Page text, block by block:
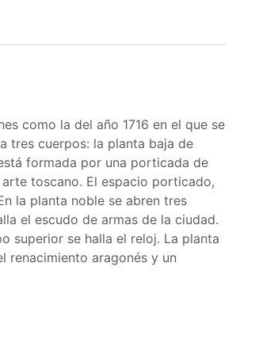
como la del año 1716 en el que se
tres cuerpos: la planta baja de
formada por una porticada de
toscano. El espacio porticado,
la planta noble se abren tres
el escudo de armas de la ciudad.
superior se halla el reloj. La planta
renacimiento aragonés y un